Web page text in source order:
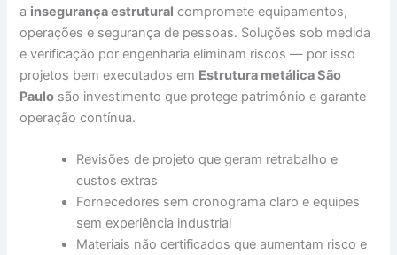
a insegurança estrutural compromete equipamentos,
operações e segurança de pessoas. Soluções sob medida
e verificação por engenharia eliminam riscos — por isso
projetos bem executados em Estrutura metálica São
Paulo são investimento que protege patrimônio e garante
operação contínua.
Revisões de projeto que geram retrabalho e
custos extras
Fornecedores sem cronograma claro e equipes
sem experiência industrial
Materiais não certificados que aumentam risco e